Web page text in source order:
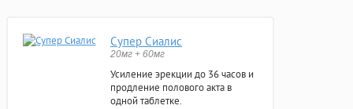
Супер Сиалис
20мг + 60мг
Усиление эрекции до 36 часов и
продление полового акта в
одной таблетке.